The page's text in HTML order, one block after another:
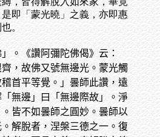
即「蒙光曉」之義，亦即惠
。
」。《讚阿彌陀佛偈》云：
齊，故佛又號無邊光。蒙光觸
首平等覺。」曇師此讚，遠
無邊」曰「無邊際故」。淨
皆不如曇師之圓妙。曇師以
解脫者，涅槃三德之一。復